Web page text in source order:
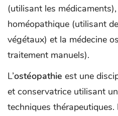
(utilisant les
homéopathique (utilisant
végétaux) et la médecine
traitement manuels).
L’ostéopathie est une
et conservatrice utilisant
techniques thérapeutiques.